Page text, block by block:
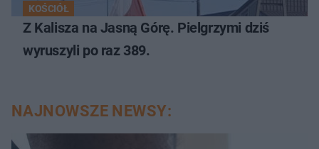
KOŚCIÓŁ
Z Kalisza na Jasną Górę. Pielgrzymi dziś
wyruszyli po raz 389.
NAJNOWSZE NEWSY: